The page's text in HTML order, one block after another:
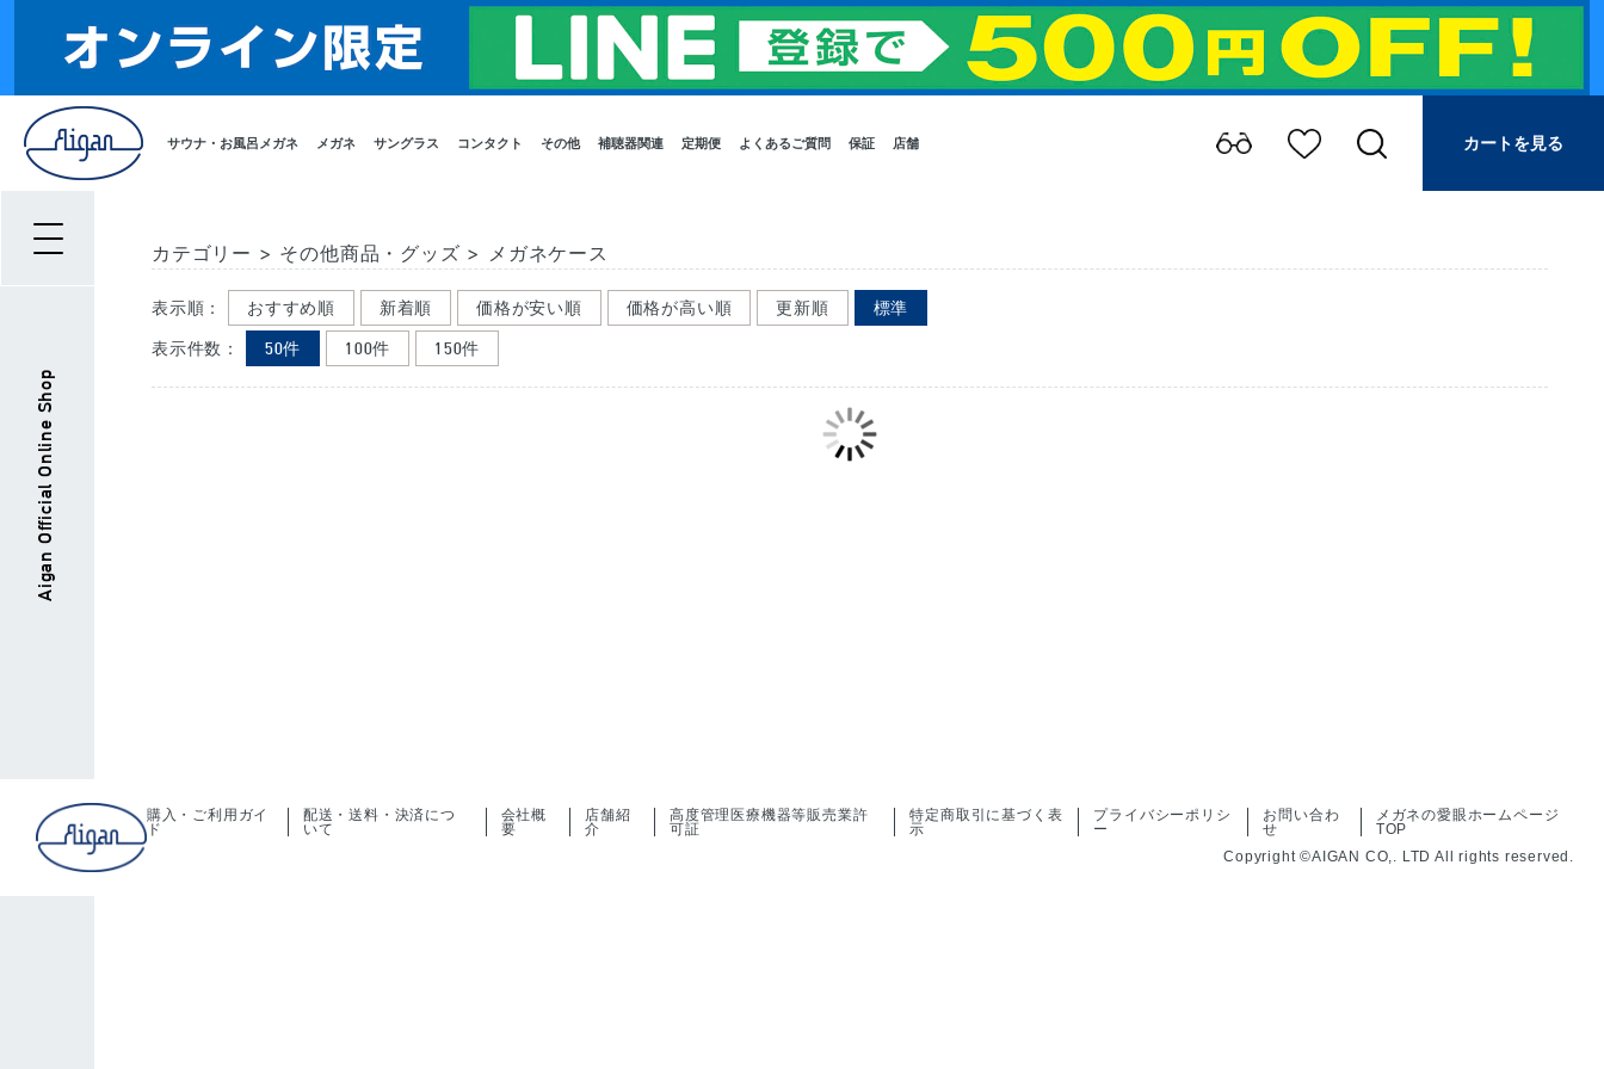
サウナ・お風呂メガネ メガネ サングラス コンタクト その他 補聴器関連 定期便 よくあるご質問 保証 店舗 カートを見る
カテゴリー > その他商品・グッズ > メガネケース
表示順： おすすめ順 新着順 価格が安い順 価格が高い順 更新順 標準
表示件数： 50件 100件 150件
Aigan Official Online Shop
購入・ご利用ガイ
ド
配送・送料・決済につ
いて
会社概
要
店舗紹
介
高度管理医療機器等販売業許
可証
特定商取引に基づく表
示
プライバシーポリシ
ー
お問い合わ
せ
メガネの愛眼ホームページ
TOP
Copyright ©AIGAN CO,. LTD All rights reserved.